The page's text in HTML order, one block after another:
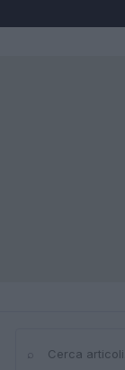
Cerca